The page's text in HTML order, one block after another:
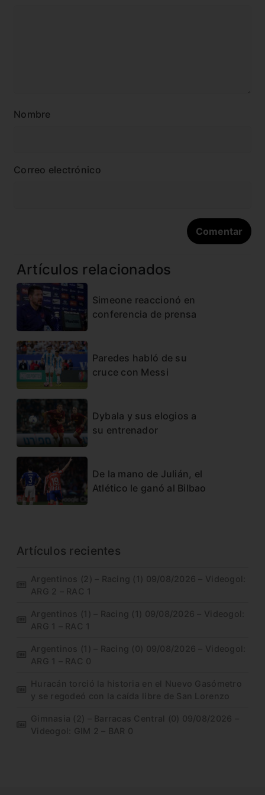
Nombre
Correo electrónico
Artículos relacionados
Simeone reaccionó en
conferencia de prensa
Paredes habló de su
cruce con Messi
Dybala y sus elogios a
su entrenador
De la mano de Julián, el
Atlético le ganó al Bilbao
Artículos recientes
Argentinos (2) – Racing (1) 09/08/2026 – Videogol:
ARG 2 – RAC 1
Argentinos (1) – Racing (1) 09/08/2026 – Videogol:
ARG 1 – RAC 1
Argentinos (1) – Racing (0) 09/08/2026 – Videogol:
ARG 1 – RAC 0
Huracán torció la historia en el Nuevo Gasómetro
y se regodeó con la caída libre de San Lorenzo
Gimnasia (2) – Barracas Central (0) 09/08/2026 –
Videogol: GIM 2 – BAR 0